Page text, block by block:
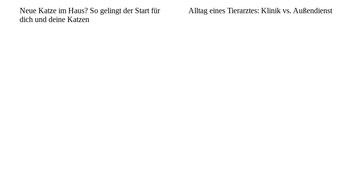
Neue Katze im Haus? So gelingt der Start für
dich und deine Katzen
Alltag eines Tierarztes: Klinik vs. Außendienst